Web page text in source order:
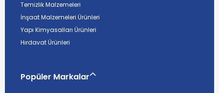
Temizlik Malzemeleri
İnşaat Malzemeleri Ürünleri
Yapı Kimyasalları Ürünleri
Hırdavat Ürünleri
Popüler Markalar